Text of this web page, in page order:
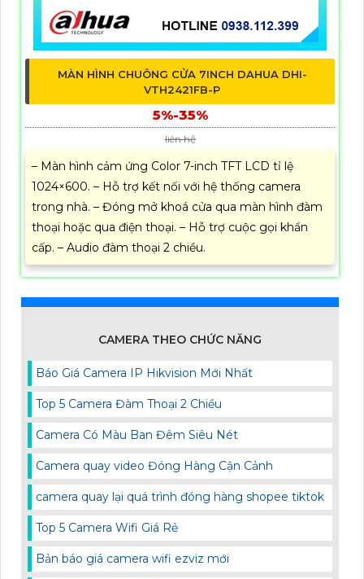
MÀN HÌNH CHUÔNG CỬA 7INCH DAHUA DHI-
VTH2421FB-P
5%-35%
liên hệ
– Màn hình cảm ứng Color 7-inch TFT LCD tỉ lệ
1024×600. – Hỗ trợ kết nối với hệ thống camera
trong nhà. – Đóng mở khoá cửa qua màn hình đàm
thoại hoặc qua điện thoại. – Hỗ trợ cuộc gọi khẩn
cấp. – Audio đàm thoại 2 chiều.
CAMERA THEO CHỨC NĂNG
Báo Giá Camera IP Hikvision Mới Nhất
Top 5 Camera Đàm Thoại 2 Chiều
Camera Có Màu Ban Đêm Siêu Nét
Camera quay video Đóng Hàng Cận Cảnh
camera quay lại quá trình đóng hàng shopee tiktok
Top 5 Camera Wifi Giá Rẻ
Bản báo giá camera wifi ezviz mới